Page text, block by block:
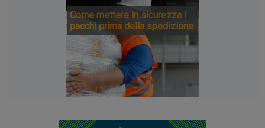
Come mettere in sicurezza i
pacchi prima della spedizione